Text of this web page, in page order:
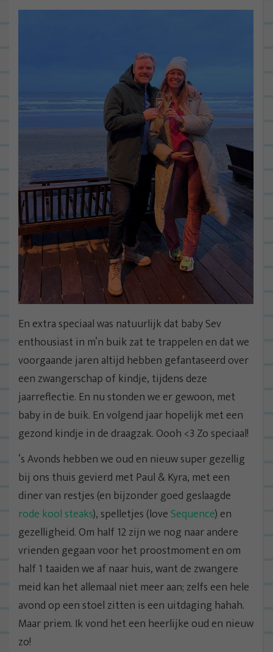
En extra speciaal was natuurlijk dat baby Sev
enthousiast in m’n buik zat te trappelen en dat we
voorgaande jaren altijd hebben gefantaseerd over
een zwangerschap of kindje, tijdens deze
jaarreflectie. En nu stonden we er gewoon, met
baby in de buik. En volgend jaar hopelijk met een
gezond kindje in de draagzak. Oooh <3 Zo speciaal!
‘s Avonds hebben we oud en nieuw super gezellig
bij ons thuis gevierd met Paul & Kyra, met een
diner van restjes (en bijzonder goed geslaagde
rode kool steaks), spelletjes (love Sequence) en
gezelligheid. Om half 12 zijn we nog naar andere
vrienden gegaan voor het proostmoment en om
half 1 taaiden we af naar huis, want de zwangere
meid kan het allemaal niet meer aan; zelfs een hele
avond op een stoel zitten is een uitdaging hahah.
Maar priem. Ik vond het een heerlijke oud en nieuw
zo!